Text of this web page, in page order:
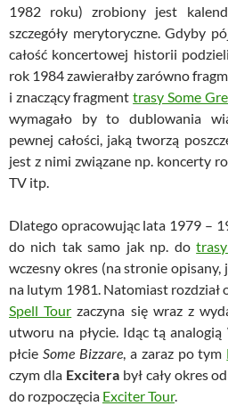
1982 roku) zrobiony jest
szczegóły merytoryczne. Gdyby
całość koncertowej historii
rok 1984 zawierałby zarówno
i znaczący fragmenttrasy Some
wymagało by to dublowania
pewnej całości, jaką tworzą
jest z nimi związane np. koncerty
TV itp.
Dlatego opracowując lata 1979 –
do nich tak samo jak np. do
wczesny okres (na stronie opisany,
na lutym 1981. Natomiast rozdział
Spell Tour zaczyna się wraz z
utworu na płycie. Idąc tą analogią
płcie Some Bizzare, a zaraz po tym
czym dla Exciterabył cały okres
do rozpoczęcia Exciter Tour.